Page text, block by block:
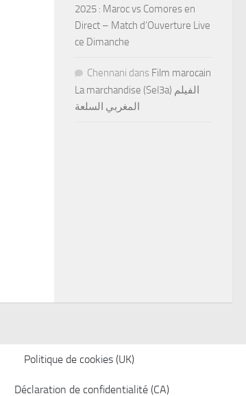
2025 : Maroc vs Comores en
Direct – Match d’Ouverture Live
ce Dimanche
Chennani dans Film marocain
La marchandise (Sel3a) الفيلم
المغربي السلعة
Politique de cookies (UK)
Déclaration de confidentialité (CA)